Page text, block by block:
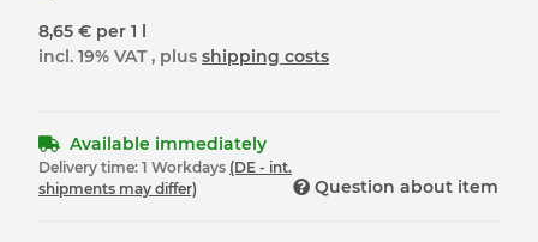
8,65 € per 1 l
incl. 19% VAT , plus shipping costs
Available immediately
Delivery time: 1 Workdays (DE - int.
shipments may differ)
Question about item